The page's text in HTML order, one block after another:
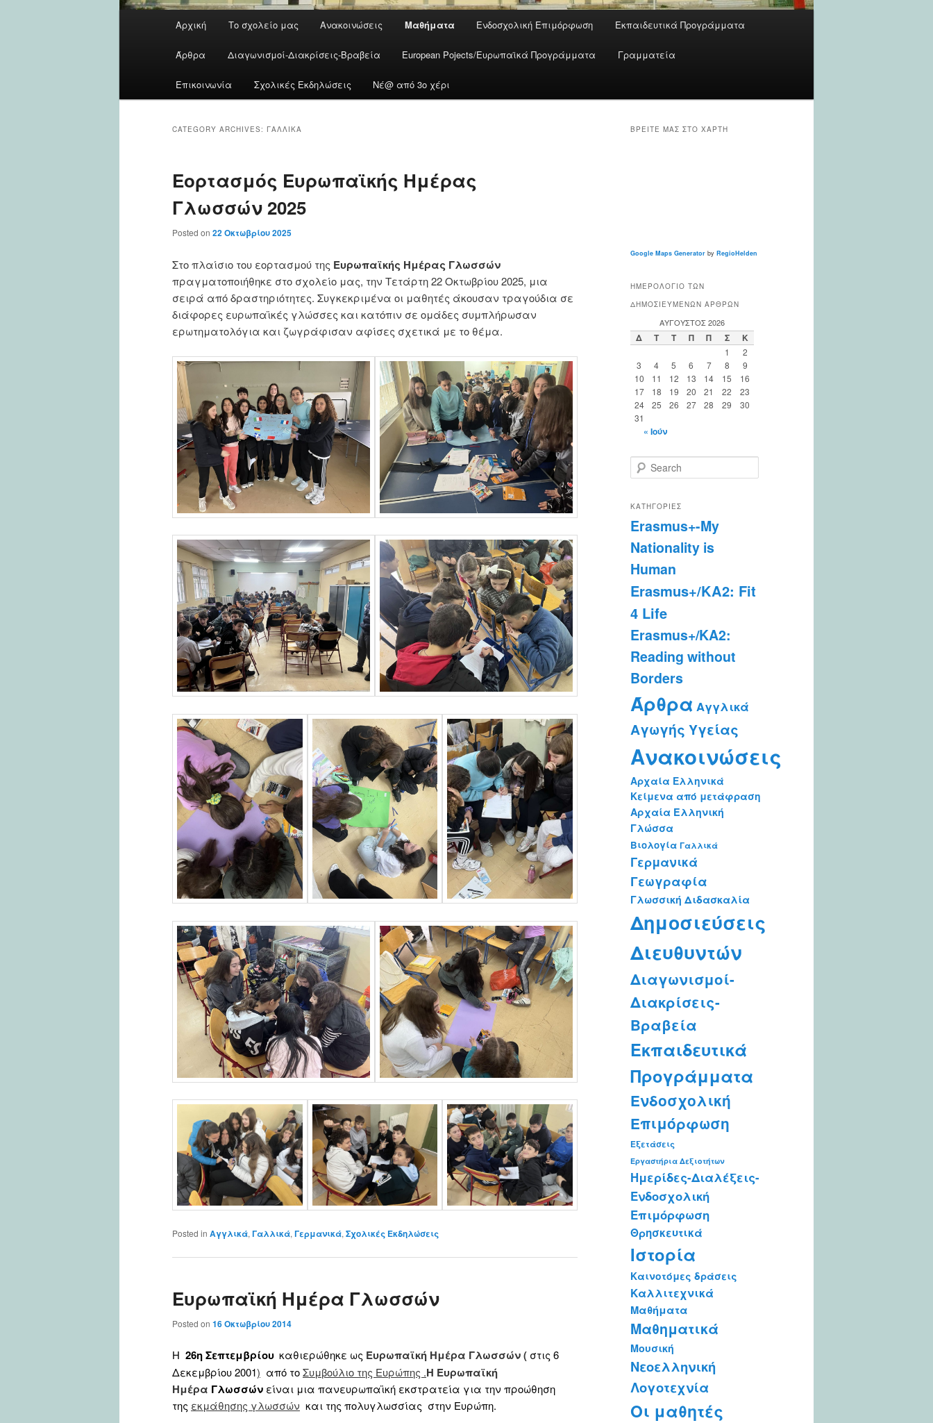
Αρχική Το σχολείο μας Ανακοινώσεις Μαθήματα Ενδοσχολική Επιμόρφωση Εκπαιδευτικά Προγράμματα
Άρθρα Διαγωνισμοί-Διακρίσεις-Βραβεία European Pojects/Ευρωπαϊκά Προγράμματα Γραμματεία
Επικοινωνία Σχολικές Εκδηλώσεις Νέ@ από 3ο χέρι
CATEGORY ARCHIVES: ΓΑΛΛΙΚΆ
Εορτασμός Ευρωπαϊκής Ημέρας
Γλωσσών 2025
Posted on 22 Οκτωβρίου 2025
Στο πλαίσιο του εορτασμού της Ευρωπαϊκής Ημέρας Γλωσσών
πραγματοποιήθηκε στο σχολείο μας, την Τετάρτη 22 Οκτωβρίου 2025, μια
σειρά από δραστηριότητες. Συγκεκριμένα οι μαθητές άκουσαν τραγούδια σε
διάφορες ευρωπαϊκές γλώσσες και κατόπιν σε ομάδες συμπλήρωσαν
ερωτηματολόγια και ζωγράφισαν αφίσες σχετικά με το θέμα.
Posted in Αγγλικά, Γαλλικά, Γερμανικά, Σχολικές Εκδηλώσεις
Ευρωπαϊκή Ημέρα Γλωσσών
Posted on 16 Οκτωβρίου 2014
Η 26η Σεπτεμβρίου καθιερώθηκε ως Ευρωπαϊκή Ημέρα Γλωσσών ( στις 6
Δεκεμβρίου 2001) από τοΣυμβούλιο της Ευρώπης .Η Ευρωπαϊκή
Ημέρα Γλωσσών είναι μια πανευρωπαϊκή εκστρατεία για την προώθηση
της εκμάθησης γλωσσών και της πολυγλωσσίας στην Ευρώπη.
ΒΡΕΊΤΕ ΜΑΣ ΣΤΟ ΧΆΡΤΗ
Google Maps Generator by RegioHelden
ΗΜΕΡΟΛΌΓΙΟ ΤΩΝ
ΔΗΜΟΣΙΕΥΜΈΝΩΝ ΆΡΘΡΩΝ
ΑΎΓΟΥΣΤΟΣ 2026
Δ Τ Τ Π Π Σ Κ
1
2
3
4 5 6 7 8
9
10
11 12 13 14 15
16
17
18 19 20 21 22
23
24
25 26 27 28 29
30
31
« Ιούν
e
r
h
ΚΑΤΗΓΟΡΊΕΣ
Erasmus+-My
Nationality is
Human
Erasmus+/KA2: Fit
4 Life
Erasmus+/KA2:
Reading without
Borders
Άρθρα Αγγλικά
Αγωγής Υγείας
Ανακοινώσεις
Αρχαία Ελληνικά
Κείμενα από μετάφραση
Αρχαία Ελληνική
Γλώσσα
Βιολογία Γαλλικά
Γερμανικά
Γεωγραφία
Γλωσσική Διδασκαλία
Δημοσιεύσεις
Διευθυντών
Διαγωνισμοί-
Διακρίσεις-
Βραβεία
Εκπαιδευτικά
Προγράμματα
Ενδοσχολική
Επιμόρφωση
Εξετάσεις
Εργαστήρια Δεξιοτήτων
Ημερίδες-Διαλέξεις-
Ενδοσχολική
Επιμόρφωση
Θρησκευτικά
Ιστορία
Καινοτόμες δράσεις
Καλλιτεχνικά
Μαθήματα
Μαθηματικά
Μουσική
Νεοελληνική
Λογοτεχνία
Οι μαθητές